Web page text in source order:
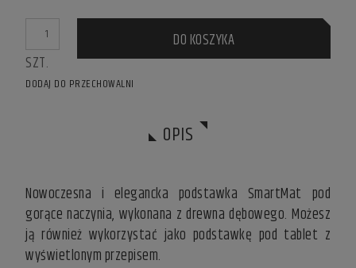
SZT.
DO KOSZYKA
DODAJ DO PRZECHOWALNI
OPIS
Nowoczesna i elegancka podstawka SmartMat pod
gorące naczynia, wykonana z drewna dębowego. Możesz
ją również wykorzystać jako podstawkę pod tablet z
wyświetlonym przepisem.